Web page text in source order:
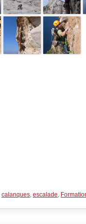
calanques, escalade,